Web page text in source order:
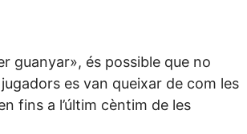
guanyar», és possible que no
es van queixar de com les
fins a l’últim cèntim de les